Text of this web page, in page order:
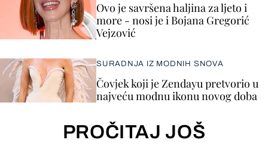
Ovo je savršena haljina za ljeto i
more - nosi je i Bojana Gregorić
Vejzović
SURADNJA IZ MODNIH SNOVA
Čovjek koji je Zendayu pretvorio u
najveću modnu ikonu novog doba
PROČITAJ JOŠ